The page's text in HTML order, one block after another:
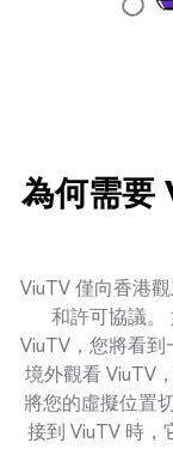
為何需要
ViuTV 僅向香港
和許可協議。
ViuTV，您將看到
境外觀看 ViuTV
將您的虛擬位置
接到 ViuTV 時，